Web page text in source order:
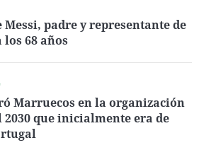
Messi, padre y representante de
los 68 años
Marruecos en la organización
que inicialmente era de